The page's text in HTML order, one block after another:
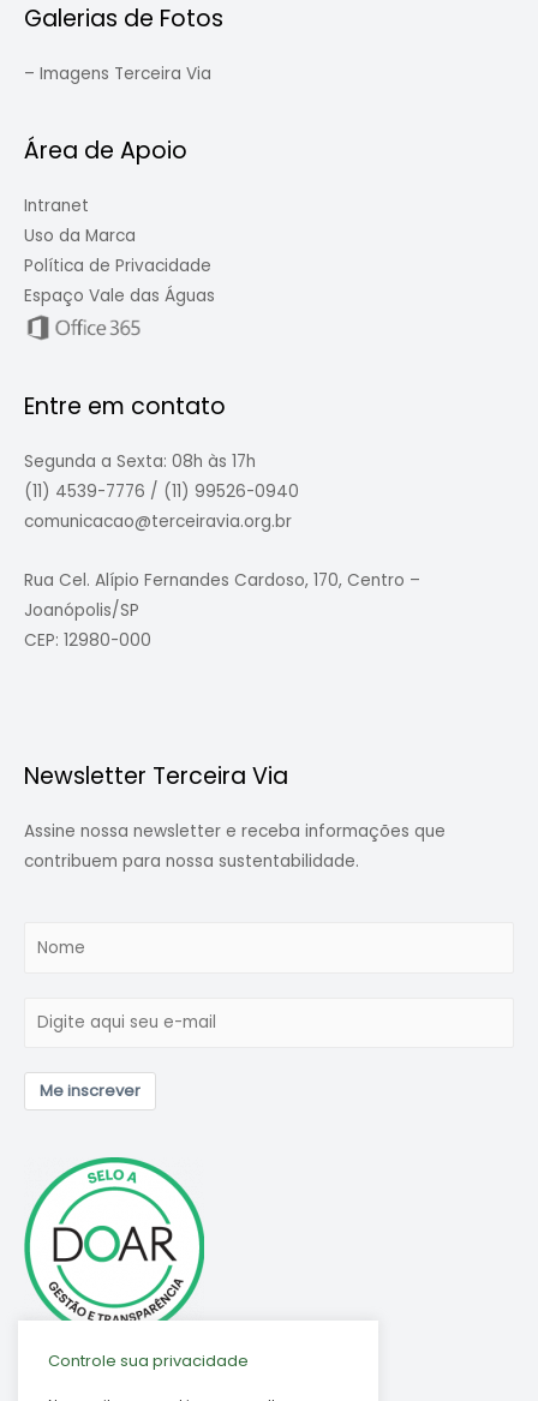
Galerias de Fotos
– Imagens Terceira Via
Área de Apoio
Intranet
Uso da Marca
Política de Privacidade
Espaço Vale das Águas
Entre em contato
Segunda a Sexta: 08h às 17h
(11) 4539-7776 / (11) 99526-0940
comunicacao@terceiravia.org.br
Rua Cel. Alípio Fernandes Cardoso, 170, Centro –
Joanópolis/SP
CEP: 12980-000
Newsletter Terceira Via
Assine nossa newsletter e receba informações que
contribuem para nossa sustentabilidade.
Me inscrever
Controle sua privacidade